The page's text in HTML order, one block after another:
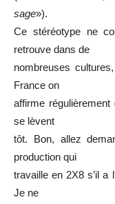
sage»).
Ce stéréotype ne
retrouve dans de
nombreuses
France on
affirme
se lèvent
tôt. Bon, allez
production qui
travaille en 2X8 s’il a
Je ne